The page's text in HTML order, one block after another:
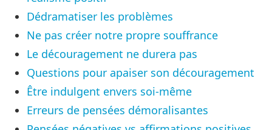
Dédramatiser les problèmes
Ne pas créer notre propre souffrance
Le découragement ne durera pas
Questions pour apaiser son découragement
Être indulgent envers soi-même
Erreurs de pensées démoralisantes